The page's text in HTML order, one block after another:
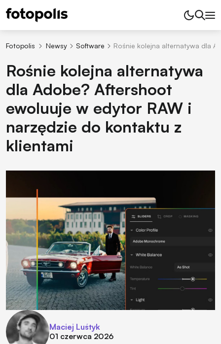
Fotopolis Newsy Software Rośnie kolejna alternatywa dla
Rośnie kolejna alternatywa
dla Adobe? Aftershoot
ewoluuje w edytor RAW i
narzędzie do kontaktu z
klientami
Maciej Luśtyk
01 czerwca 2026